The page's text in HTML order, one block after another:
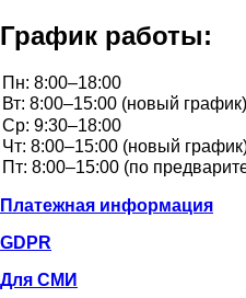
График работы:
Платежная информация
GDPR
Для СМИ